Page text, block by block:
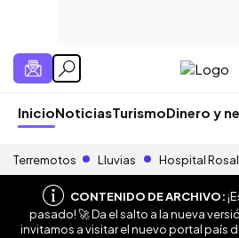
InicioNoticiasTurismoDinero y
Terremotos Lluvias Hospital
CONTENIDO DE ARCHIVO:
pasado! 🚀 Da el salto a la nueva
invitamos a visitar el nuevo portal país